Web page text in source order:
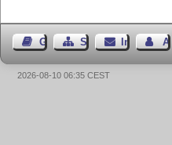
GästebuchSeiten-Struktur
Impressum
2026-08-10 06:35 CEST